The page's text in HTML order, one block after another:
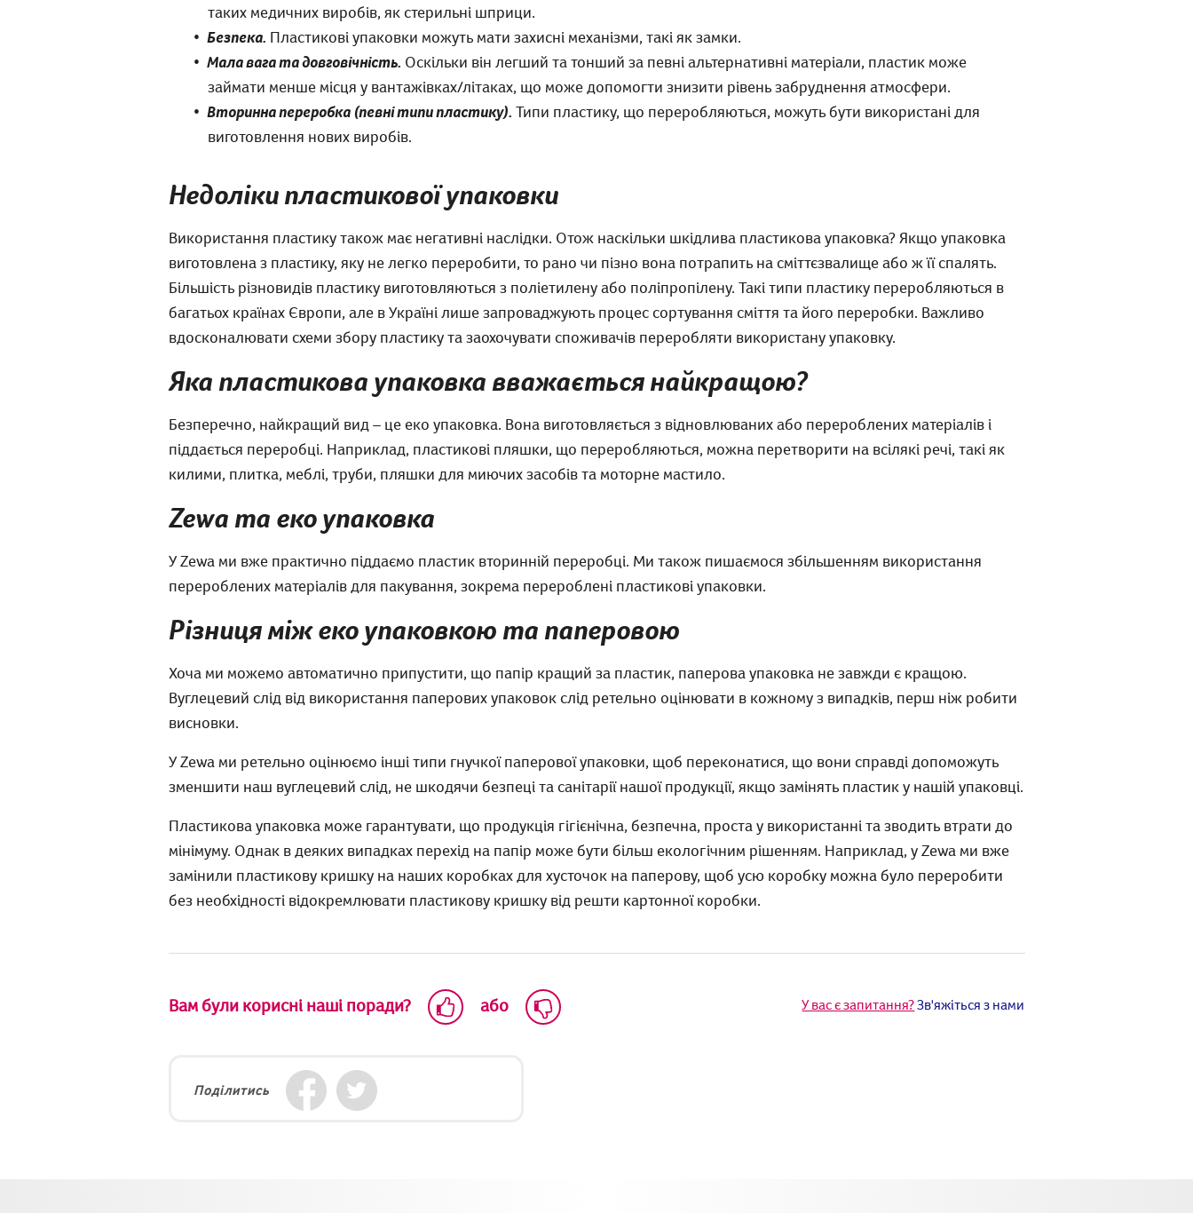
таких медичних виробів, як стерильні шприци.
Безпека. Пластикові упаковки можуть мати захисні механізми, такі як замки.
Мала вага та довговічність. Оскільки він легший та тонший за певні альтернативні матеріали, пластик може
займати менше місця у вантажівках/літаках, що може допомогти знизити рівень забруднення атмосфери.
Вторинна переробка (певні типи пластику). Типи пластику, що переробляються, можуть бути використані для
виготовлення нових виробів.
Недоліки пластикової упаковки
Використання пластику також має негативні наслідки. Отож наскільки шкідлива пластикова упаковка? Якщо упаковка
виготовлена з пластику, яку не легко переробити, то рано чи пізно вона потрапить на сміттєзвалище або ж її спалять.
Більшість різновидів пластику виготовляються з поліетилену або поліпропілену. Такі типи пластику переробляються в
багатьох країнах Європи, але в Україні лише запроваджують процес сортування сміття та його переробки. Важливо
вдосконалювати схеми збору пластику та заохочувати споживачів переробляти використану упаковку.
Яка пластикова упаковка вважається найкращою?
Безперечно, найкращий вид – це еко упаковка. Вона виготовляється з відновлюваних або перероблених матеріалів і
піддається переробці. Наприклад, пластикові пляшки, що переробляються, можна перетворити на всілякі речі, такі як
килими, плитка, меблі, труби, пляшки для миючих засобів та моторне мастило.
Zewa та еко упаковка
У Zewa ми вже практично піддаємо пластик вторинній переробці. Ми також пишаємося збільшенням використання
перероблених матеріалів для пакування, зокрема перероблені пластикові упаковки.
Різниця між еко упаковкою та паперовою
Хоча ми можемо автоматично припустити, що папір кращий за пластик, паперова упаковка не завжди є кращою.
Вуглецевий слід від використання паперових упаковок слід ретельно оцінювати в кожному з випадків, перш ніж робити
висновки.
У Zewa ми ретельно оцінюємо інші типи гнучкої паперової упаковки, щоб переконатися, що вони справді допоможуть
зменшити наш вуглецевий слід, не шкодячи безпеці та санітарії нашої продукції, якщо замінять пластик у нашій упаковці.
Пластикова упаковка може гарантувати, що продукція гігієнічна, безпечна, проста у використанні та зводить втрати до
мінімуму. Однак в деяких випадках перехід на папір може бути більш екологічним рішенням. Наприклад, у Zewa ми вже
замінили пластикову кришку на наших коробках для хусточок на паперову, щоб усю коробку можна було переробити
без необхідності відокремлювати пластикову кришку від решти картонної коробки.
Вам були корисні наші поради? або У вас є запитання?Зв'яжіться з нами
Поділитись